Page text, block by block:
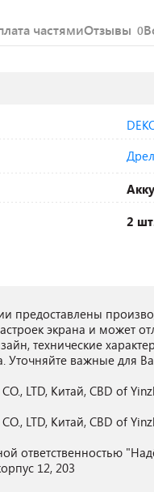
частямиОтзывы 0
2
предоставлены
экрана и может
технические
Уточняйте важные для
CO., LTD, Китай, CBD of
CO., LTD, Китай, CBD of
ответственностью
12, 203